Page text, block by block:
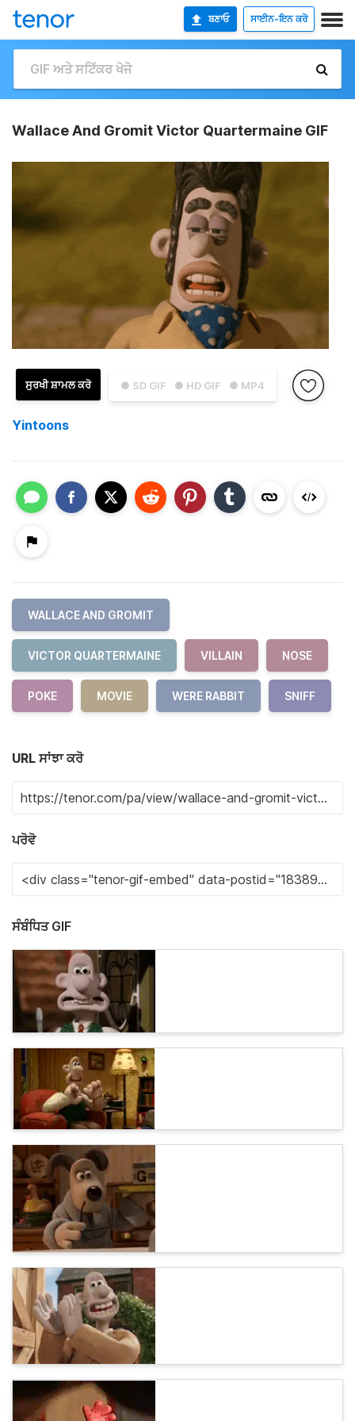
ਬਣਾਓ ਸਾਈਨ-ਇਨ ਕਰੋ
Wallace And Gromit Victor Quartermaine GIF
● SD GIF ● HD GIF ● MP4
ਸੁਰਖੀ ਸ਼ਾਮਲ ਕਰੋ
Yintoons
WALLACE AND GROMIT
VICTOR QUARTERMAINE VILLAIN NOSE
POKE MOVIE WERE RABBIT SNIFF
URL ਸਾਂਝਾ ਕਰੋ
ਪਰੋਵੋ
ਸੰਬੰਧਿਤ GIF